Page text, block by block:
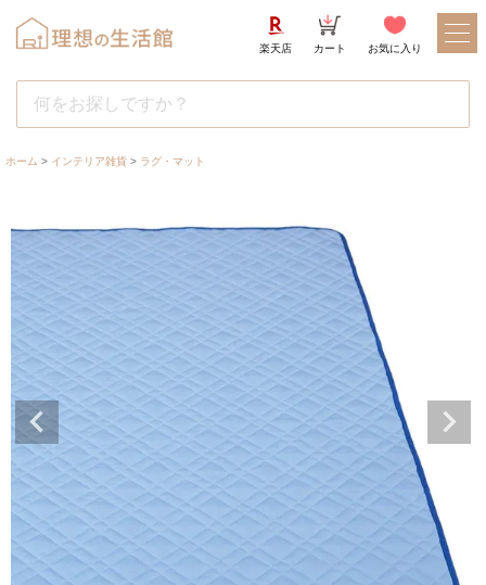
楽天店 カート お気に入り
ホーム インテリア雑貨 ラグ・マット